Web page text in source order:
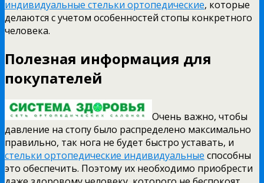
индивидуальные стельки ортопедические, которые
делаются с учетом особенностей стопы конкретного
человека.
Полезная информация для
покупателей
Очень важно, чтобы
давление на стопу было распределено максимально
правильно, так нога не будет быстро уставать, и
стельки ортопедические индивидуальные способны
это обеспечить. Поэтому их необходимо приобрести